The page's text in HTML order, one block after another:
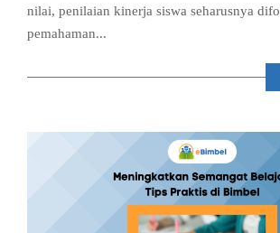
nilai, penilaian kinerja siswa seharusnya
pemahaman...